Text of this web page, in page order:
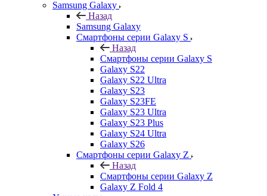
Samsung Galaxy
Назад
Samsung Galaxy
Смартфоны серии Galaxy S
Назад
Смартфоны серии Galaxy S
Galaxy S22
Galaxy S22 Ultra
Galaxy S23
Galaxy S23FE
Galaxy S23 Ultra
Galaxy S23 Plus
Galaxy S24 Ultra
Galaxy S26
Смартфоны серии Galaxy Z
Назад
Смартфоны серии Galaxy Z
Galaxy Z Fold 4